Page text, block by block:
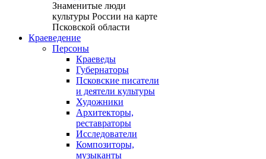
Знаменитые люди
культуры России на карте
Псковской области
Краеведение
Персоны
Краеведы
Губернаторы
Псковские писатели
и деятели культуры
Художники
Архитекторы,
реставраторы
Исследователи
Композиторы,
музыканты